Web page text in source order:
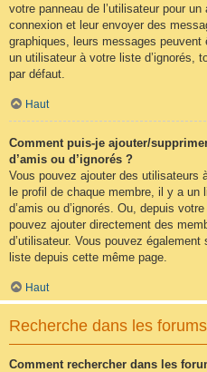
votre panneau de l’utilisateur pour
connexion et leur envoyer des
graphiques, leurs messages
un utilisateur à votre liste d’ignorés,
par défaut.
Haut
Comment puis-je ajouter/
d’amis ou d’ignorés ?
Vous pouvez ajouter des utilisateurs
le profil de chaque membre, il y a un
d’amis ou d’ignorés. Ou, depuis
pouvez ajouter directement des
d’utilisateur. Vous pouvez
liste depuis cette même page.
Haut
Recherche dans les forums
Comment rechercher dans les